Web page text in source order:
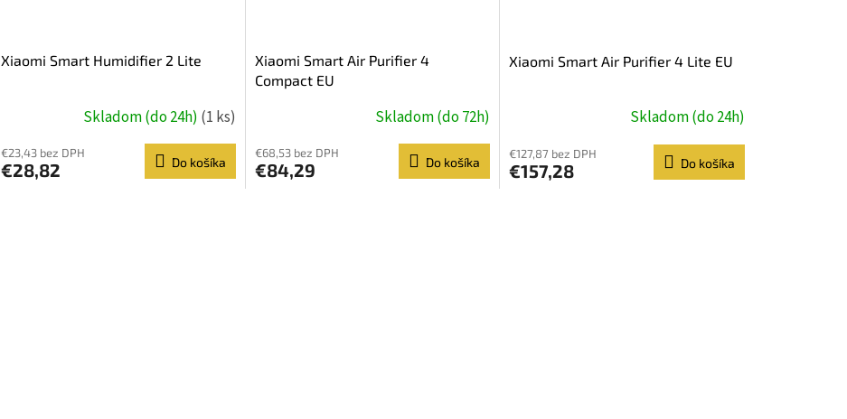
Xiaomi Smart Humidifier 2 Lite
Skladom (do 24h) (1 ks)
€23,43 bez DPH
€28,82 Do košíka
Xiaomi Smart Air Purifier 4
Compact EU
Skladom (do 72h)
€68,53 bez DPH
€84,29 Do košíka
Xiaomi Smart Air Purifier 4 Lite EU
Skladom (do 24h)
€127,87 bez DPH
€157,28 Do košíka